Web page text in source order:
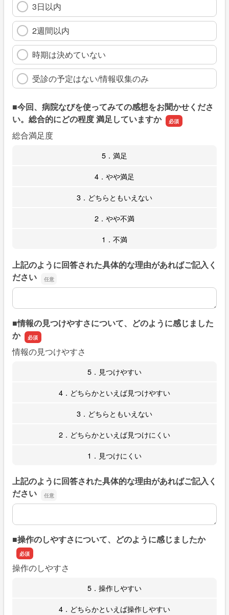
3日以内
2週間以内
時期は決めていない
受診の予定はない/情報収集のみ
■今回、病院なびを使ってみての感想をお聞かせくださ
い。総合的にどの程度 満足していますか
総合満足度
5．満足
4．やや満足
3．どちらともいえない
2．やや不満
1．不満
上記のように回答された具体的な理由があればご記入く
ださい
上記のように回答された具体的な理由があればご記入くだ
■情報の見つけやすさについて、どのように感じました
か
情報の見つけやすさ
5．見つけやすい
4．どちらかといえば見つけやすい
3．どちらともいえない
2．どちらかといえば見つけにくい
1．見つけにくい
上記のように回答された具体的な理由があればご記入く
ださい
上記のように回答された具体的な理由があればご記入くだ
■操作のしやすさについて、どのように感じましたか
操作のしやすさ
5．操作しやすい
4．どちらかといえば操作しやすい